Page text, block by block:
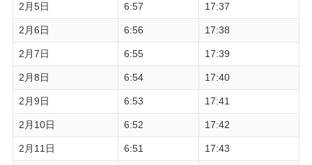
2月5日 6:57 17:37
2月6日 6:56 17:38
2月7日 6:55 17:39
2月8日 6:54 17:40
2月9日 6:53 17:41
2月10日 6:52 17:42
2月11日 6:51 17:43